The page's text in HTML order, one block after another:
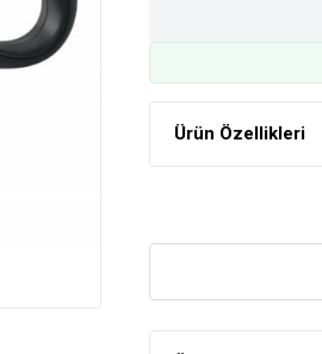
Ürün Özellikleri